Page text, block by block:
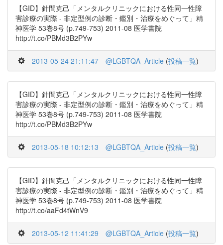
【GID】針間克己「メンタルクリニックにおける性同一性障
害診療の実際 - 非定型例の診断・鑑別・治療をめぐって」精
神医学 53巻8号 (p.749-753) 2011-08 医学書院
http://t.co/PBMd3B2PYw
2013-05-24 21:11:47 @LGBTQA_Article (投稿一覧)
【GID】針間克己「メンタルクリニックにおける性同一性障
害診療の実際 - 非定型例の診断・鑑別・治療をめぐって」精
神医学 53巻8号 (p.749-753) 2011-08 医学書院
http://t.co/PBMd3B2PYw
2013-05-18 10:12:13 @LGBTQA_Article (投稿一覧)
【GID】針間克己「メンタルクリニックにおける性同一性障
害診療の実際 - 非定型例の診断・鑑別・治療をめぐって」精
神医学 53巻8号 (p.749-753) 2011-08 医学書院
http://t.co/aaFd4tWnV9
2013-05-12 11:41:29 @LGBTQA_Article (投稿一覧)